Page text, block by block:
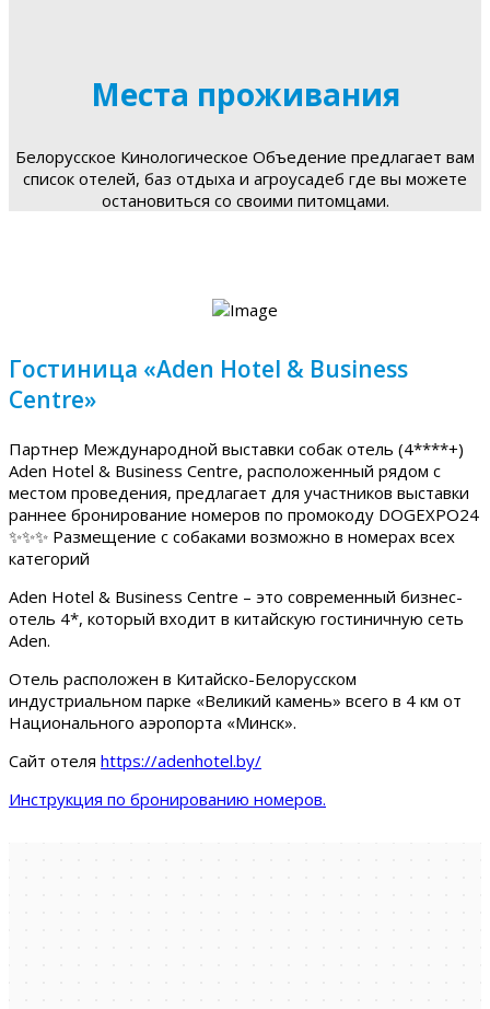
Места проживания
Белорусское Кинологическое Объедение предлагает вам
список отелей, баз отдыха и агроусадеб где вы можете
остановиться со своими питомцами.
Гостиница «Aden Hotel & Business
Centre»
Партнер Международной выставки собак отель (4****+)
Aden Hotel & Business Centre, расположенный рядом с
местом проведения, предлагает для участников выставки
раннее бронирование номеров по промокоду DOGEXPO24
✨✨✨ Размещение с собаками возможно в номерах всех
категорий
Aden Hotel & Business Centre – это современный бизнес-
отель 4*, который входит в китайскую гостиничную сеть
Aden.
Отель расположен в Китайско-Белорусском
индустриальном парке «Великий камень» всего в 4 км от
Национального аэропорта «Минск».
Сайт отеля https://adenhotel.by/
Инструкция по бронированию номеров.